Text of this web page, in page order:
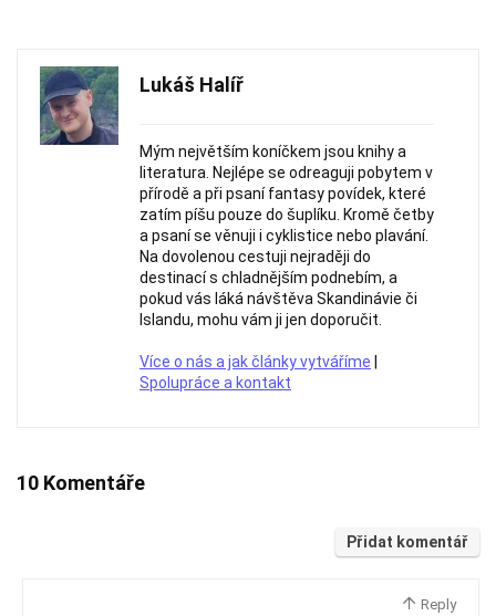
Lukáš Halíř
Mým největším koníčkem jsou knihy a
literatura. Nejlépe se odreaguji pobytem v
přírodě a při psaní fantasy povídek, které
zatím píšu pouze do šuplíku. Kromě četby
a psaní se věnuji i cyklistice nebo plavání.
Na dovolenou cestuji nejraději do
destinací s chladnějším podnebím, a
pokud vás láká návštěva Skandinávie či
Islandu, mohu vám ji jen doporučit.
Více o nás a jak články vytváříme
Spolupráce a kontakt
10 Komentáře
Přidat komentář
Reply